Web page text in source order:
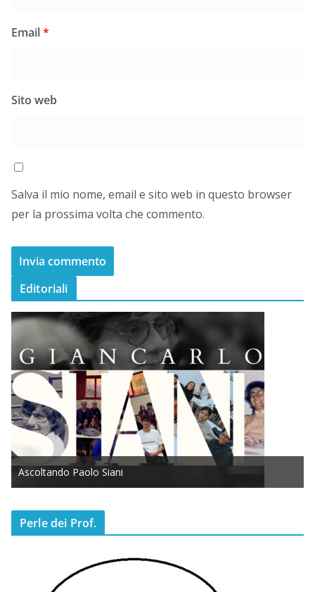
Email*
Sito web
Salva il mio nome, email e sito web in questo browser
per la prossima volta che commento.
Editoriali
Ascoltando Paolo Siani
Perle dei Prof.